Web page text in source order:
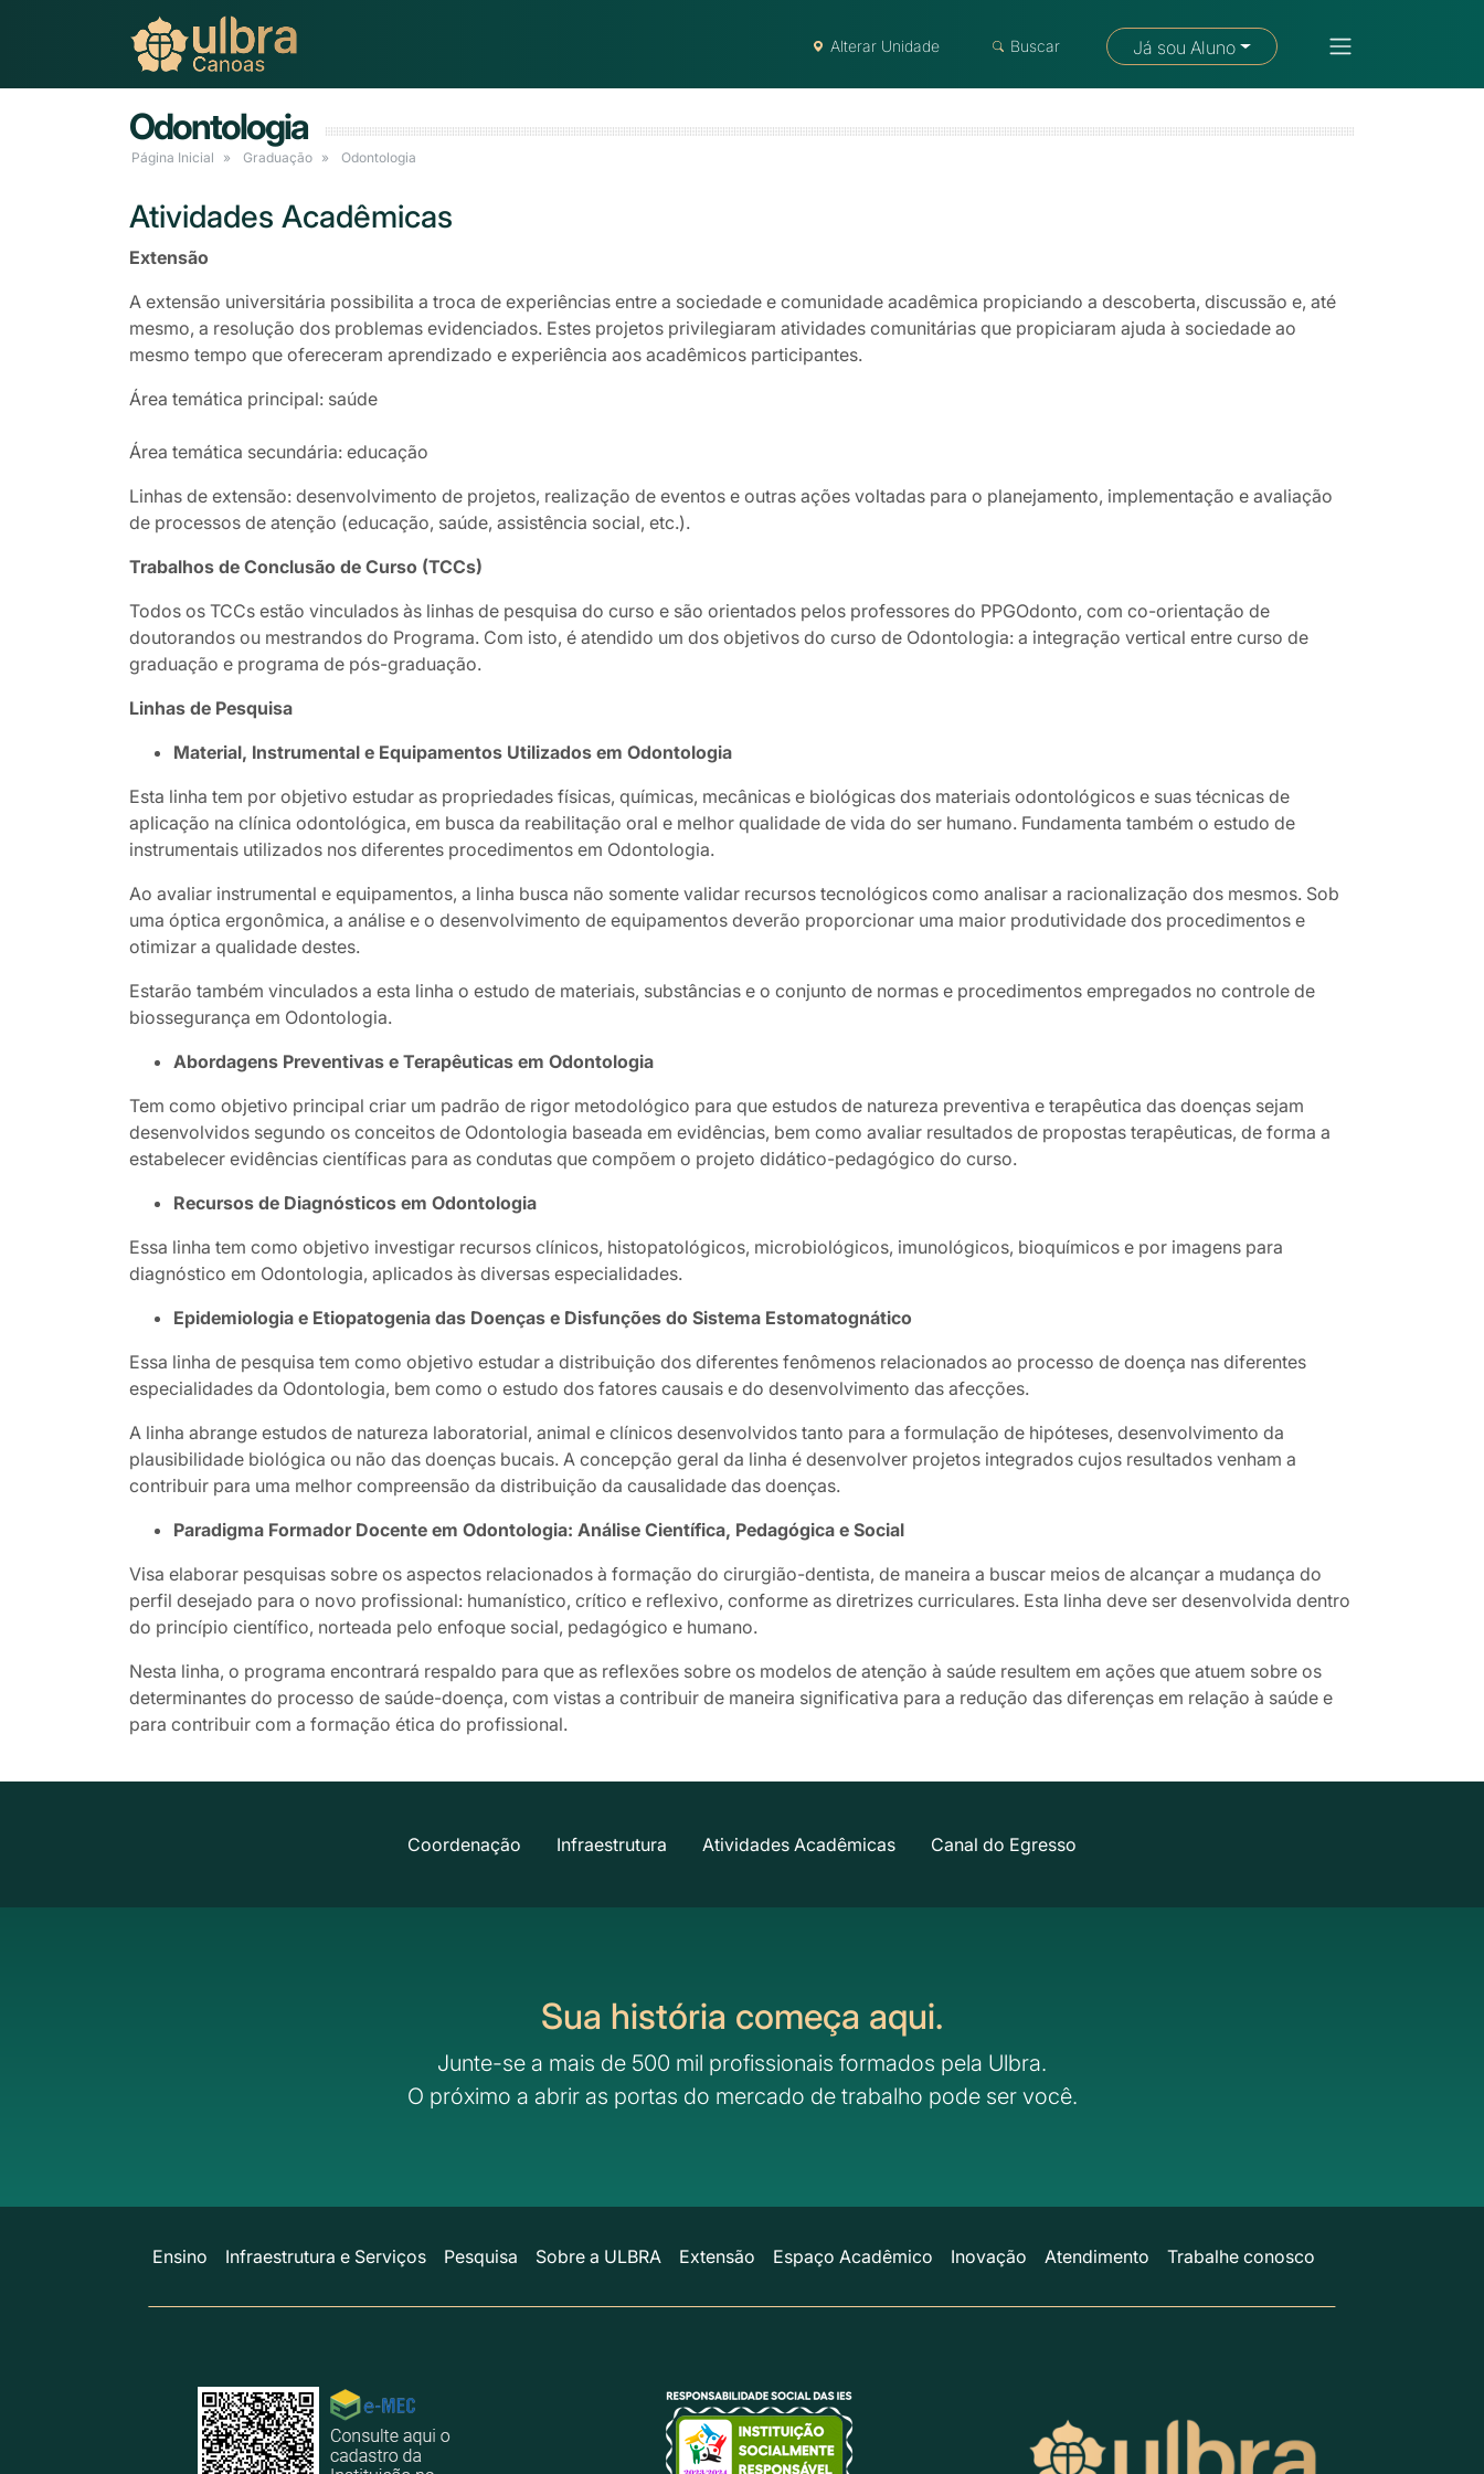
Fale com um consultor
Alterar Unidade Buscar Já sou Aluno
Odontologia
Página Inicial Graduação Odontologia
Atividades Acadêmicas
Extensão
A extensão universitária possibilita a troca de experiências entre a sociedade e comunidade acadêmica propiciando a descoberta, discussão e, até
mesmo, a resolução dos problemas evidenciados. Estes projetos privilegiaram atividades comunitárias que propiciaram ajuda à sociedade ao
mesmo tempo que ofereceram aprendizado e experiência aos acadêmicos participantes.
Área temática principal: saúde
Área temática secundária: educação
Linhas de extensão: desenvolvimento de projetos, realização de eventos e outras ações voltadas para o planejamento, implementação e avaliação
de processos de atenção (educação, saúde, assistência social, etc.).
Trabalhos de Conclusão de Curso (TCCs)
Todos os TCCs estão vinculados às linhas de pesquisa do curso e são orientados pelos professores do PPGOdonto, com co-orientação de
doutorandos ou mestrandos do Programa. Com isto, é atendido um dos objetivos do curso de Odontologia: a integração vertical entre curso de
graduação e programa de pós-graduação.
Linhas de Pesquisa
Material, Instrumental e Equipamentos Utilizados em Odontologia
Esta linha tem por objetivo estudar as propriedades físicas, químicas, mecânicas e biológicas dos materiais odontológicos e suas técnicas de
aplicação na clínica odontológica, em busca da reabilitação oral e melhor qualidade de vida do ser humano. Fundamenta também o estudo de
instrumentais utilizados nos diferentes procedimentos em Odontologia.
Ao avaliar instrumental e equipamentos, a linha busca não somente validar recursos tecnológicos como analisar a racionalização dos mesmos. Sob
uma óptica ergonômica, a análise e o desenvolvimento de equipamentos deverão proporcionar uma maior produtividade dos procedimentos e
otimizar a qualidade destes.
Estarão também vinculados a esta linha o estudo de materiais, substâncias e o conjunto de normas e procedimentos empregados no controle de
biossegurança em Odontologia.
Abordagens Preventivas e Terapêuticas em Odontologia
Tem como objetivo principal criar um padrão de rigor metodológico para que estudos de natureza preventiva e terapêutica das doenças sejam
desenvolvidos segundo os conceitos de Odontologia baseada em evidências, bem como avaliar resultados de propostas terapêuticas, de forma a
estabelecer evidências científicas para as condutas que compõem o projeto didático-pedagógico do curso.
Recursos de Diagnósticos em Odontologia
Essa linha tem como objetivo investigar recursos clínicos, histopatológicos, microbiológicos, imunológicos, bioquímicos e por imagens para
diagnóstico em Odontologia, aplicados às diversas especialidades.
Epidemiologia e Etiopatogenia das Doenças e Disfunções do Sistema Estomatognático
Essa linha de pesquisa tem como objetivo estudar a distribuição dos diferentes fenômenos relacionados ao processo de doença nas diferentes
especialidades da Odontologia, bem como o estudo dos fatores causais e do desenvolvimento das afecções.
A linha abrange estudos de natureza laboratorial, animal e clínicos desenvolvidos tanto para a formulação de hipóteses, desenvolvimento da
plausibilidade biológica ou não das doenças bucais. A concepção geral da linha é desenvolver projetos integrados cujos resultados venham a
contribuir para uma melhor compreensão da distribuição da causalidade das doenças.
Paradigma Formador Docente em Odontologia: Análise Científica, Pedagógica e Social
Visa elaborar pesquisas sobre os aspectos relacionados à formação do cirurgião-dentista, de maneira a buscar meios de alcançar a mudança do
perfil desejado para o novo profissional: humanístico, crítico e reflexivo, conforme as diretrizes curriculares. Esta linha deve ser desenvolvida dentro
do princípio científico, norteada pelo enfoque social, pedagógico e humano.
Nesta linha, o programa encontrará respaldo para que as reflexões sobre os modelos de atenção à saúde resultem em ações que atuem sobre os
determinantes do processo de saúde-doença, com vistas a contribuir de maneira significativa para a redução das diferenças em relação à saúde e
para contribuir com a formação ética do profissional.
Coordenação Infraestrutura Atividades Acadêmicas Canal do Egresso
Sua história começa aqui.
Junte-se a mais de 500 mil profissionais formados pela Ulbra.
O próximo a abrir as portas do mercado de trabalho pode ser você.
Ensino Infraestrutura e Serviços Pesquisa Sobre a ULBRA Extensão Espaço Acadêmico Inovação Atendimento Trabalhe conosco